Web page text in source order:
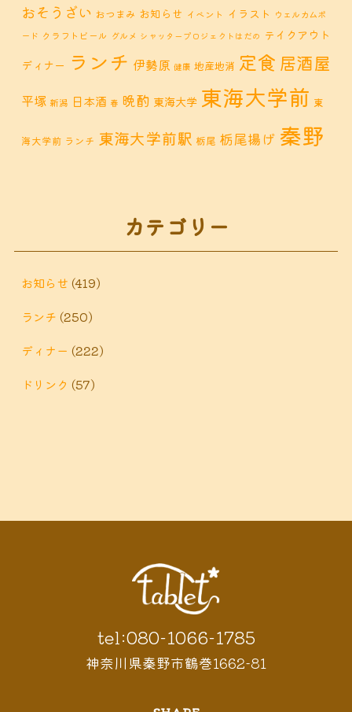
おそうざい おつまみ お知らせ イベント イラスト ウェルカムボ
ード クラフトビール グルメ シャッタープロジェクトはだの テイクアウト
ディナー ランチ 伊勢原 健康 地産地消 定食 居酒屋
平塚 新潟 日本酒 春 晩酌 東海大学 東海大学前 東
海大学前 ランチ 東海大学前駅 栃尾 栃尾揚げ 秦野
鶴巻 カフェ
ィナー鶴巻 ランチ
泉鶴巻温泉駅
カテゴリー
お知らせ (419)
ランチ (250)
ディナー (222)
ドリンク (57)
tel:080-1066-1785
神奈川県秦野市鶴巻1662-81